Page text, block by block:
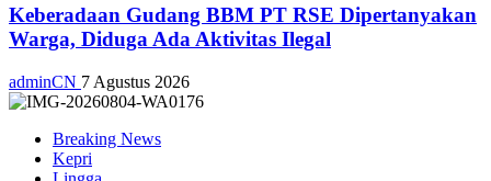
Keberadaan Gudang BBM PT RSE Dipertanyakan
Warga, Diduga Ada Aktivitas Ilegal
adminCN 7 Agustus 2026
Breaking News
Kepri